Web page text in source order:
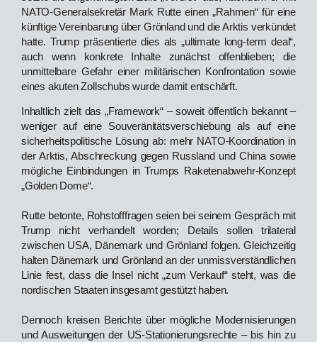
NATO‑Generalsekretär Mark Rutte einen „Rahmen“ für eine
künftige Vereinbarung über Grönland und die Arktis verkündet
hatte. Trump präsentierte dies als „ultimate long‑term deal“,
auch wenn konkrete Inhalte zunächst offenblieben; die
unmittelbare Gefahr einer militärischen Konfrontation sowie
eines akuten Zollschubs wurde damit entschärft.
Inhaltlich zielt das „Framework“ – soweit öffentlich bekannt –
weniger auf eine Souveränitätsverschiebung als auf eine
sicherheitspolitische Lösung ab: mehr NATO‑Koordination in
der Arktis, Abschreckung gegen Russland und China sowie
mögliche Einbindungen in Trumps Raketenabwehr‑Konzept
„Golden Dome“.
Rutte betonte, Rohstofffragen seien bei seinem Gespräch mit
Trump nicht verhandelt worden; Details sollen trilateral
zwischen USA, Dänemark und Grönland folgen. Gleichzeitig
halten Dänemark und Grönland an der unmissverständlichen
Linie fest, dass die Insel nicht „zum Verkauf“ steht, was die
nordischen Staaten insgesamt gestützt haben.
Dennoch kreisen Berichte über mögliche Modernisierungen
und Ausweitungen der US‑Stationierungsrechte – bis hin zu